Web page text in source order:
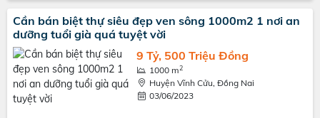
Cần bán biệt thự siêu đẹp ven sông 1000m2 1 nơi an
dưỡng tuổi già quá tuyệt vời
9 Tỷ, 500 Triệu Đồng
1000 m2
Huyện Vĩnh Cửu, Đồng Nai
03/06/2023